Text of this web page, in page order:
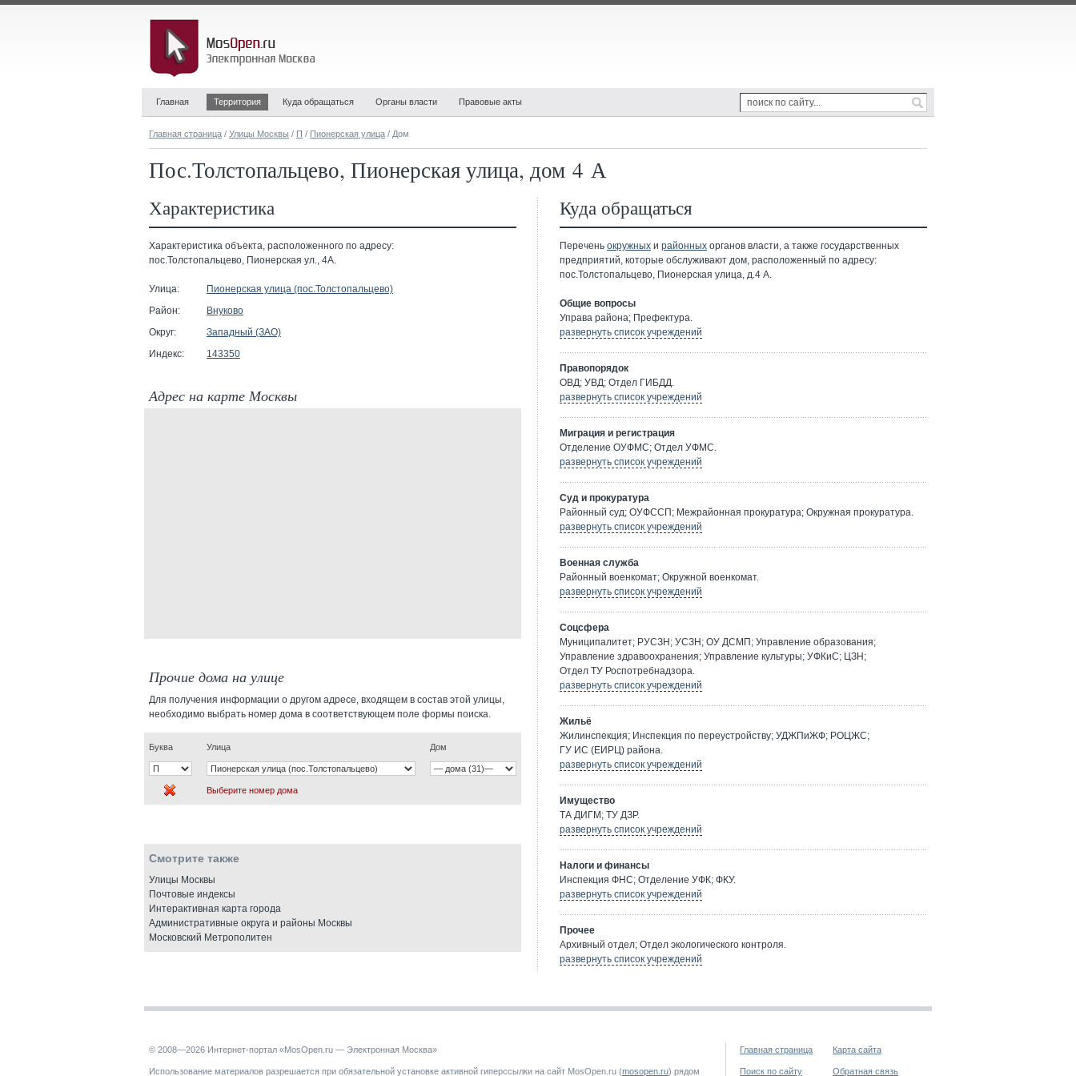
Главная Территория Куда обращаться Органы власти Правовые акты
Главная страница / Улицы Москвы / П / Пионерская улица / Дом
Пос.Толстопальцево, Пионерская улица, дом 4 А
Характеристика
Характеристика объекта, расположенного по адресу:
пос.Толстопальцево, Пионерская ул., 4А.
Улица:
Пионерская улица (пос.Толстопальцево)
Район:
Внуково
Округ:
Западный (ЗАО)
Индекс:
143350
Адрес на карте Москвы
Прочие дома на улице
Для получения информации о другом адресе, входящем в состав этой улицы,
необходимо выбрать номер дома в соответствующем поле формы поиска.
Буква Улица Дом
Выберите номер дома
Смотрите также
Улицы Москвы
Почтовые индексы
Интерактивная карта города
Административные округа и районы Москвы
Московский Метрополитен
Куда обращаться
Перечень окружных и районных органов власти, а также государственных
предприятий, которые обслуживают дом, расположенный по адресу:
пос.Толстопальцево, Пионерская улица, д.4 А.
Общие вопросы
Управа района; Префектура.
развернуть список учреждений
Правопорядок
ОВД; УВД; Отдел ГИБДД.
развернуть список учреждений
Миграция и регистрация
Отделение ОУФМС; Отдел УФМС.
развернуть список учреждений
Суд и прокуратура
Районный суд; ОУФССП; Межрайонная прокуратура; Окружная прокуратура.
развернуть список учреждений
Военная служба
Районный военкомат; Окружной военкомат.
развернуть список учреждений
Соцсфера
Муниципалитет; РУСЗН; УСЗН; ОУ ДСМП; Управление образования;
Управление здравоохранения; Управление культуры; УФКиС; ЦЗН;
Отдел ТУ Роспотребнадзора.
развернуть список учреждений
Жильё
Жилинспекция; Инспекция по переустройству; УДЖПиЖФ; РОЦЖС;
ГУ ИС (ЕИРЦ) района.
развернуть список учреждений
Имущество
ТА ДИГМ; ТУ ДЗР.
развернуть список учреждений
Налоги и финансы
Инспекция ФНС; Отделение УФК; ФКУ.
развернуть список учреждений
Прочее
Архивный отдел; Отдел экологического контроля.
развернуть список учреждений
© 2008—2026 Интернет-портал «MosOpen.ru — Электронная Москва»
Использование материалов разрешается при обязательной установке активной гиперссылки на сайт MosOpen.ru (mosopen.ru) рядом
Главная страница Карта сайта
Поиск по сайту Обратная связь